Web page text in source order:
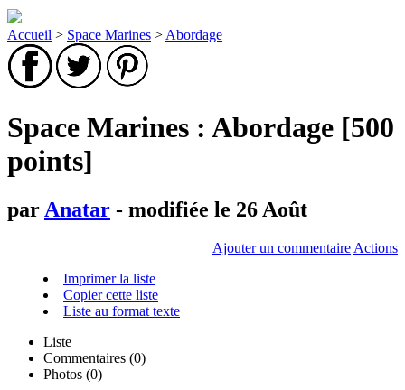
Accueil > Space Marines > Abordage
Space Marines : Abordage [500
points]
par Anatar - modifiée le 26 Août
Ajouter un commentaire Actions
Imprimer la liste
Copier cette liste
Liste au format texte
Liste
Commentaires (0)
Photos (0)